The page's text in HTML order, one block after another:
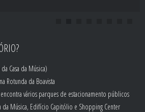
Casa da Música)
Rotunda da Boavista
vários parques de estacionamento públicos
da Música, Edifício Capitólio e Shopping Center